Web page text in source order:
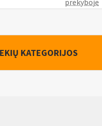
prekyboje
KATEGORIJOS